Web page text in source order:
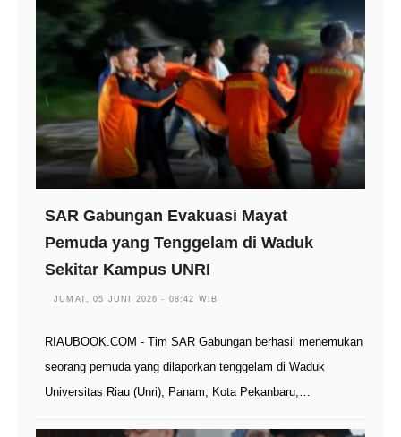
SAR Gabungan Evakuasi Mayat
Pemuda yang Tenggelam di Waduk
Sekitar Kampus UNRI
JUMAT, 05 JUNI 2026 - 08:42 WIB
RIAUBOOK.COM - Tim SAR Gabungan berhasil menemukan
seorang pemuda yang dilaporkan tenggelam di Waduk
Universitas Riau (Unri), Panam, Kota Pekanbaru,…